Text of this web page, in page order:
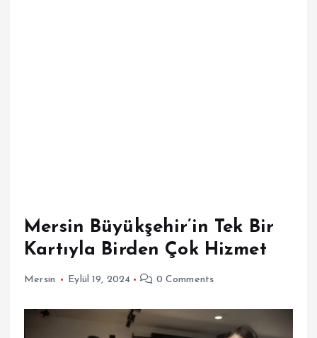
Mersin Büyükşehir’in Tek Bir
Kartıyla Birden Çok Hizmet
Mersin Eylül 19, 2024 0 Comments